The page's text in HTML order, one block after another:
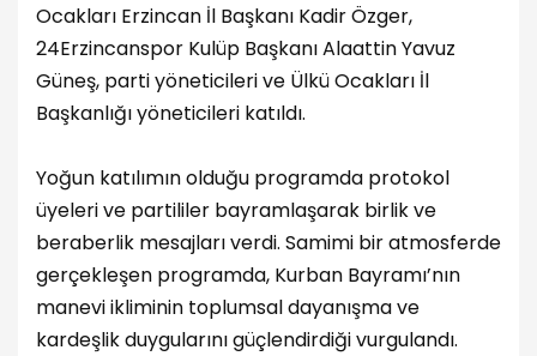
Ocakları Erzincan İl Başkanı Kadir Özger,
24Erzincanspor Kulüp Başkanı Alaattin Yavuz
Güneş, parti yöneticileri ve Ülkü Ocakları İl
Başkanlığı yöneticileri katıldı.
Yoğun katılımın olduğu programda protokol
üyeleri ve partililer bayramlaşarak birlik ve
beraberlik mesajları verdi. Samimi bir atmosferde
gerçekleşen programda, Kurban Bayramı’nın
manevi ikliminin toplumsal dayanışma ve
kardeşlik duygularını güçlendirdiği vurgulandı.